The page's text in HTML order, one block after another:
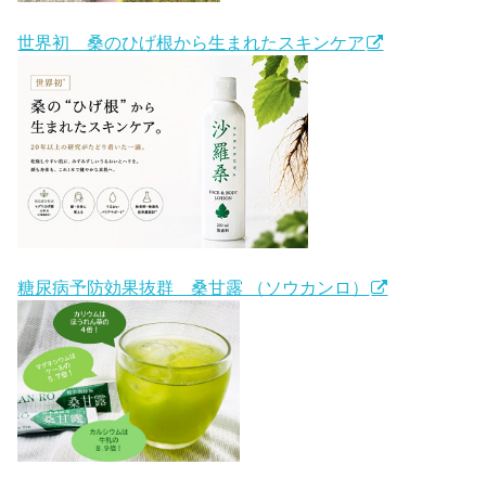
世界初 桑のひげ根から生まれたスキンケア
糖尿病予防効果抜群 桑甘露 （ソウカンロ）